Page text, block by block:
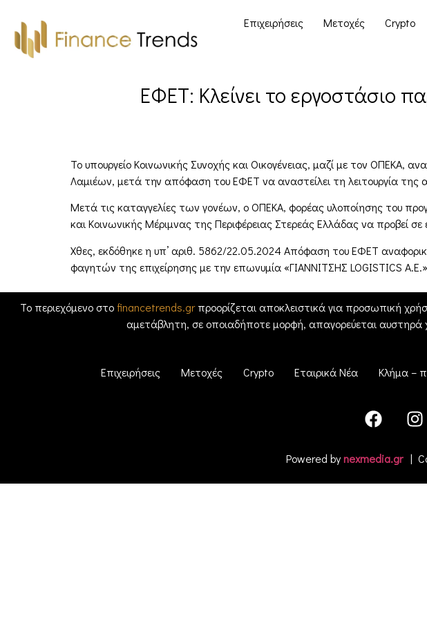
Επιχειρήσεις Μετοχές Crypto
ΕΦΕΤ: Κλείνει το εργοστάσιο
Το υπουργείο Κοινωνικής Συνοχής και Οικογένειας, μαζί με τον
Λαμιέων, μετά την απόφαση του ΕΦΕΤ να αναστείλει τη λειτουργία της
Μετά τις καταγγελίες των γονέων, ο ΟΠΕΚΑ, φορέας υλοποίησης του
και Κοινωνικής Μέριμνας της Περιφέρειας Στερεάς Ελλάδας να προβεί
Χθες, εκδόθηκε η υπ’ αριθ. 5862/22.05.2024 Απόφαση του ΕΦΕΤ
φαγητών της επιχείρησης με την επωνυμία «ΓΙΑΝΝΙΤΣΗΣ LOGISTICS
Το περιεχόμενο στο financetrends.grπροορίζεται αποκλειστικά για προσωπική
αμετάβλητη, σε οποιαδήποτε μορφή, απαγορεύεται
Επιχειρήσεις Μετοχές Crypto Εταιρικά Νέα Κλήμα –
Powered bynexmedia.gr|